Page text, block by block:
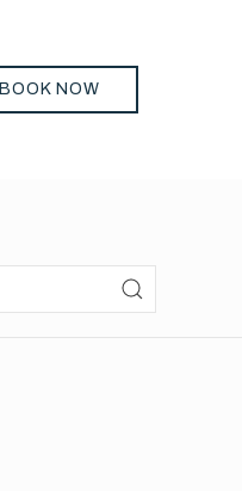
BOOK NOW